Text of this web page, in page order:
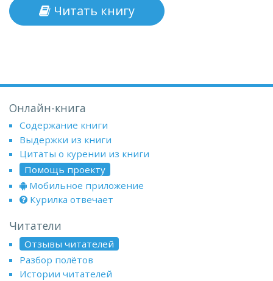
Читать книгу
Онлайн-книга
Содержание книги
Выдержки из книги
Цитаты о курении из книги
Помощь проекту
Мобильное приложение
Курилка отвечает
Читатели
Отзывы читателей
Разбор полётов
Истории читателей